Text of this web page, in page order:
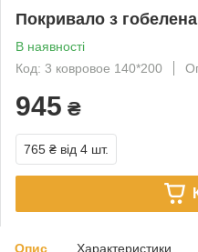
Покривало з
В наявності
Код: 3 ковровое 140*200
945 ₴
765 ₴ від 4 шт.
Опис Характеристики